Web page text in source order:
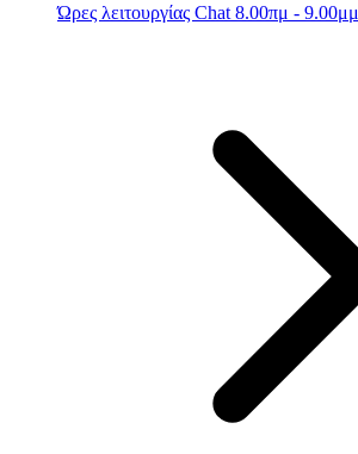
Ώρες λειτουργίας Chat 8.00πμ - 9.00μμ